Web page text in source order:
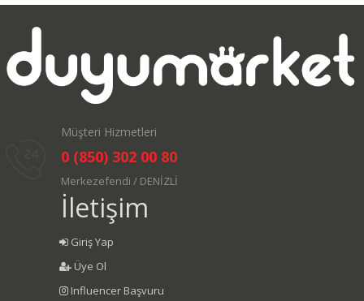
Müşteri Hizmetleri
0 (850) 302 00 80
Merkezefendi / DENİZLİ
İletişim
Giriş Yap
Üye Ol
Influencer Başvuru